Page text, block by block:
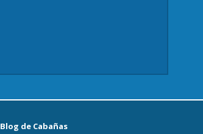
Blog de Cabañas